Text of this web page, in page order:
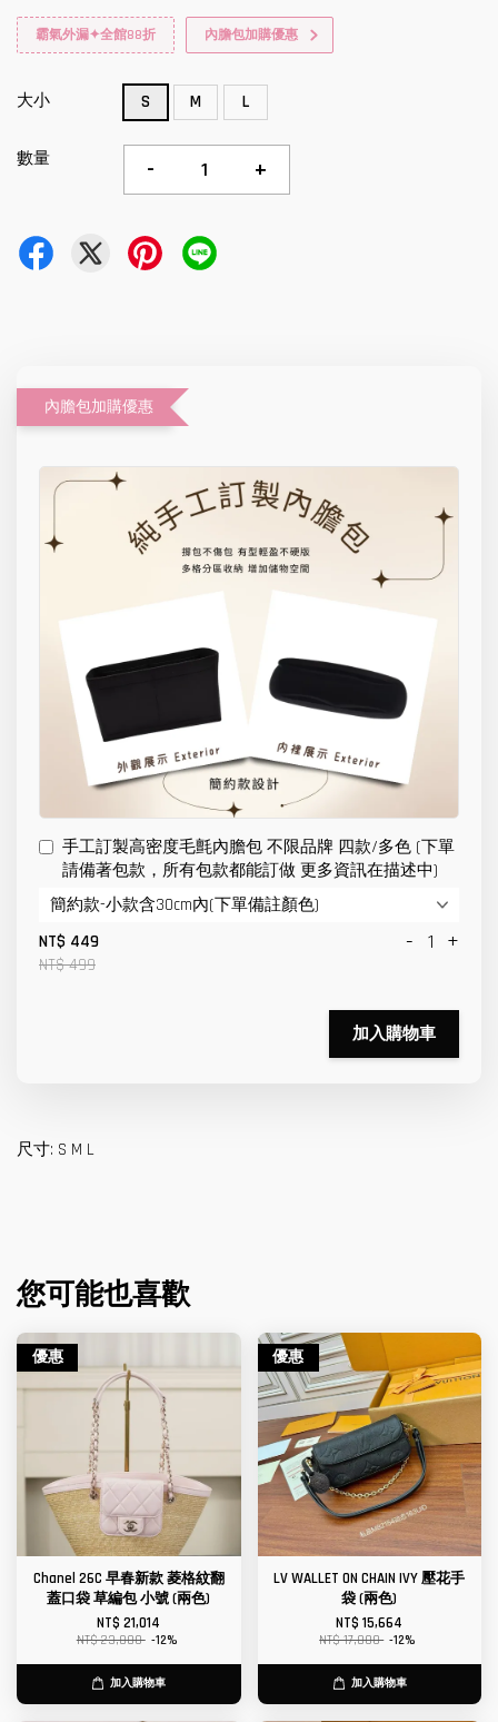
霸氣外漏✦全館88折 內膽包加購優惠
大小 S M L
數量 - +
內膽包加購優惠
手工訂製高密度毛氈內膽包 不限品牌 四款/多色 (下單
請備著包款，所有包款都能訂做 更多資訊在描述中)
NT$ 449
NT$ 499
- +
加入購物車
尺寸: S M L
您可能也喜歡
優惠
Chanel 26C 早春新款 菱格紋翻
蓋口袋 草編包 小號 (兩色)
NT$ 21,014
NT$ 23,880 -12%
加入購物車
優惠
LV WALLET ON CHAIN IVY 壓花手
袋 (兩色)
NT$ 15,664
NT$ 17,800 -12%
加入購物車